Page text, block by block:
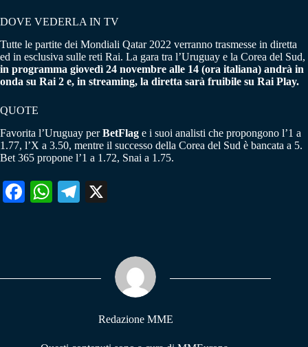
DOVE VEDERLA IN TV
Tutte le partite dei Mondiali Qatar 2022 verranno trasmesse in diretta
ed in esclusiva sulle reti Rai. La gara tra l’Uruguay e la Corea del Sud,
in programma giovedì 24 novembre alle 14 (ora italiana) andrà in
onda su Rai 2 e, in streaming, la diretta sarà fruibile su Rai Play.
QUOTE
Favorita l’Uruguay perBetFlag e i suoi analisti che propongono l’1 a
1.77, l’X a 3.50, mentre il successo della Corea del Sud è bancata a 5.
Bet 365 propone l’1 a 1.72, Snai a 1.75.
Fa W
pp
Te
m
Redazione MME